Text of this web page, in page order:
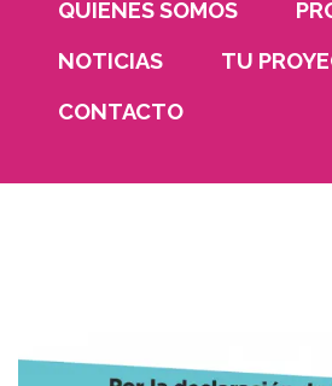
QUIENES SOMOS
NOTICIAS
TU
CONTACTO